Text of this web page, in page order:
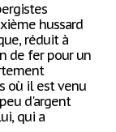
hussard
réduit à
de fer pour un
où il est venu
d'argent
qui a